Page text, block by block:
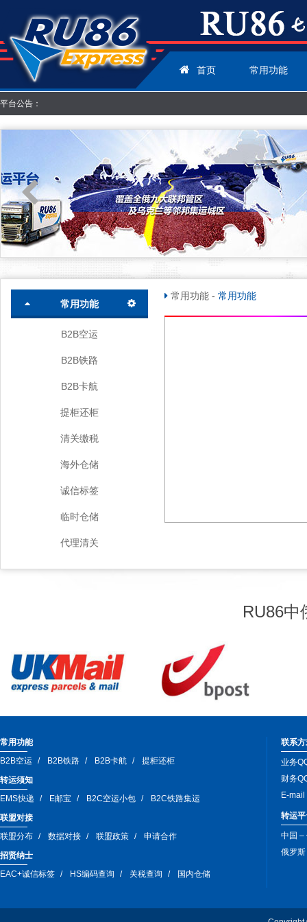
首页 常用功能
平台公告：
常用功能
B2B空运
B2B铁路
B2B卡航
提柜还柜
清关缴税
海外仓储
诚信标签
临时仓储
代理清关
常用功能 - 常用功能
RU86
常用功能
B2B空运
B2B铁路 B2B卡航
提柜还柜
转运须知
EMS快递
E邮宝 B2C空运小包
B2C铁路集运
联盟对接
联盟分布
数据对接 联盟政策
申请合作
招贤纳士
EAC+诚信标签
HS编码查询 关税查询 国内仓储
联系
业务
财务
E-
转运
中国 –
俄罗